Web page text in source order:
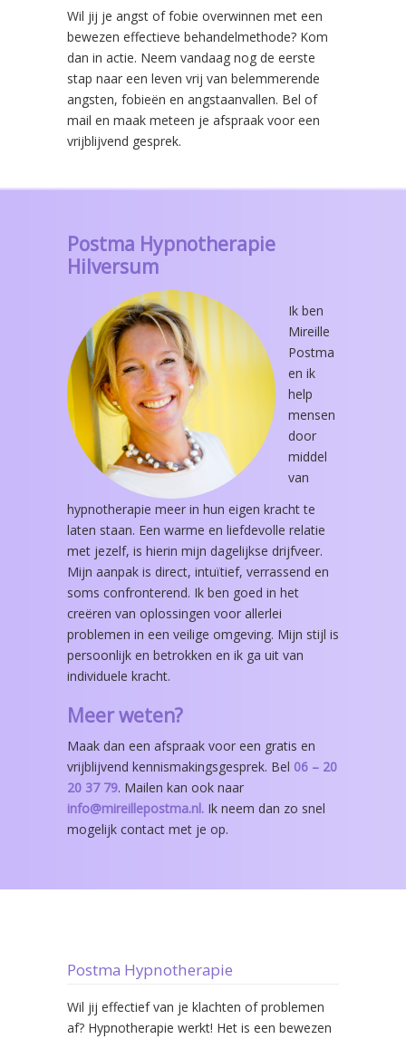
Wil jij je angst of fobie overwinnen met een
bewezen effectieve behandelmethode? Kom
dan in actie. Neem vandaag nog de eerste
stap naar een leven vrij van belemmerende
angsten, fobieën en angstaanvallen. Bel of
mail en maak meteen je afspraak voor een
vrijblijvend gesprek.
Postma Hypnotherapie
Hilversum
Ik ben
Mireille
Postma
en ik
help
mensen
door
middel
van
hypnotherapie meer in hun eigen kracht te
laten staan. Een warme en liefdevolle relatie
met jezelf, is hierin mijn dagelijkse drijfveer.
Mijn aanpak is direct, intuïtief, verrassend en
soms confronterend. Ik ben goed in het
creëren van oplossingen voor allerlei
problemen in een veilige omgeving. Mijn stijl is
persoonlijk en betrokken en ik ga uit van
individuele kracht.
Meer weten?
Maak dan een afspraak voor een gratis en
vrijblijvend kennismakingsgesprek. Bel 06 – 20
20 37 79. Mailen kan ook naar
info@mireillepostma.nl. Ik neem dan zo snel
mogelijk contact met je op.
Postma Hypnotherapie
Wil jij effectief van je klachten of problemen
af? Hypnotherapie werkt! Het is een bewezen